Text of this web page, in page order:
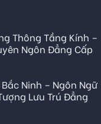
Thông Tầng Kính –
Ngôn Đẳng Cấp
Ninh – Ngôn Ngữ
Lưu Trú Đẳng